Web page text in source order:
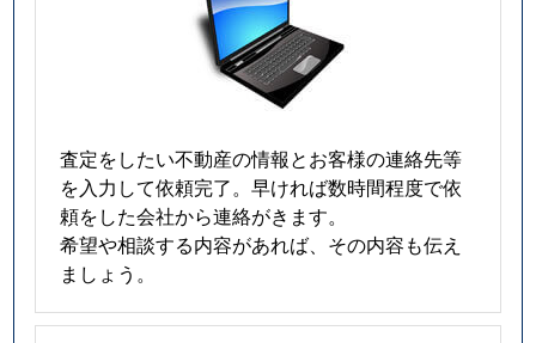
査定をしたい不動産の情報とお客様の連絡先等
を入力して依頼完了。早ければ数時間程度で依
頼をした会社から連絡がきます。
希望や相談する内容があれば、その内容も伝え
ましょう。